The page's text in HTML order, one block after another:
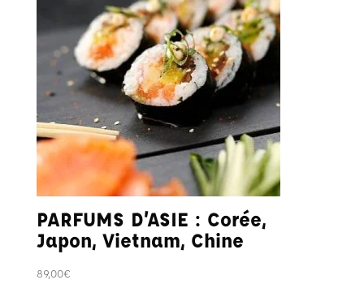
PARFUMS D’ASIE : Corée,
Japon, Vietnam, Chine
89,00€